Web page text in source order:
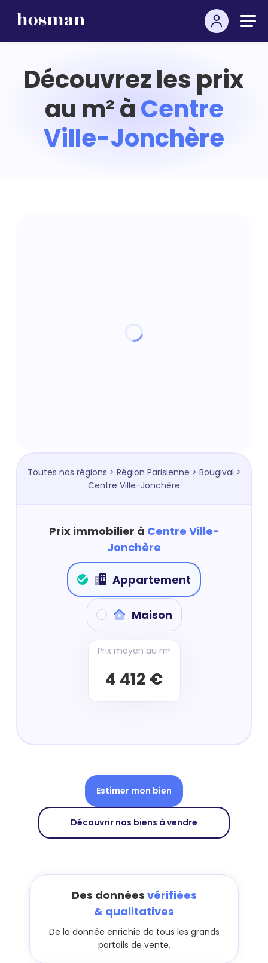
Découvrez les prix
au m² àCentre
Ville-Jonchère
Toutes nos régions > Région Parisienne > Bougival >
Centre Ville-Jonchère
Prix immobilier à Centre Ville-
Jonchère
Appartement
Maison
Prix moyen au m²
4 412 €
Estimer mon bien
Découvrir nos biens à vendre
Des données vérifiées
& qualitatives
De la donnée enrichie de tous les grands
portails de vente.